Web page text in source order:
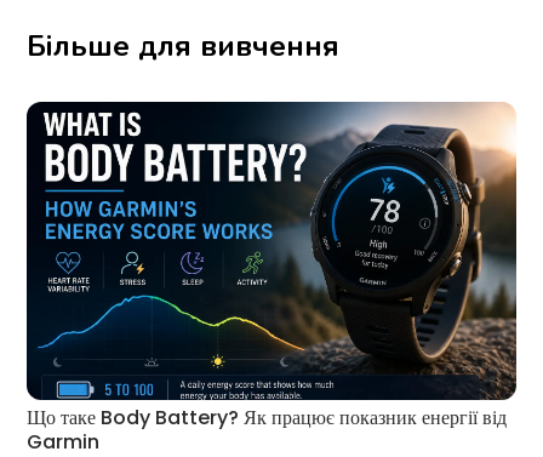
Більше для вивчення
Що таке Body Battery? Як працює показник енергії від
Garmin